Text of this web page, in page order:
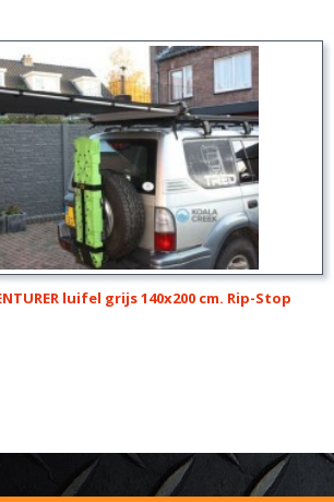
luifel grijs 140x200 cm. Rip-Stop